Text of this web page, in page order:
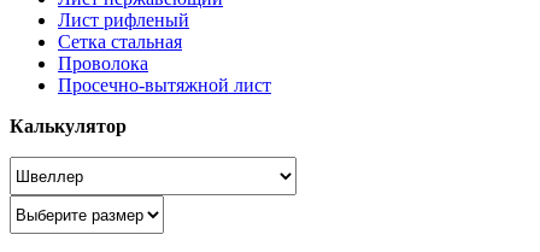
Лист рифленый
Сетка стальная
Проволока
Просечно-вытяжной лист
Калькулятор